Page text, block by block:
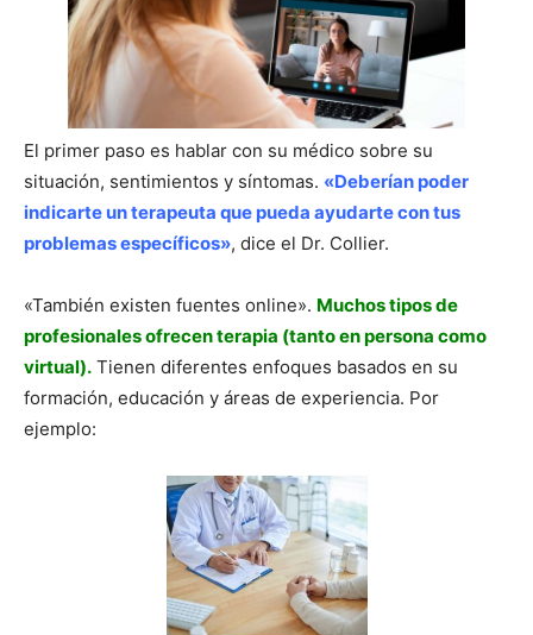
El primer paso es hablar con su médico sobre su
situación, sentimientos y síntomas. «Deberían poder
indicarte un terapeuta que pueda ayudarte con tus
problemas específicos», dice el Dr. Collier.
«También existen fuentes online». Muchos tipos de
profesionales ofrecen terapia (tanto en persona como
virtual). Tienen diferentes enfoques basados en su
formación, educación y áreas de experiencia. Por
ejemplo: